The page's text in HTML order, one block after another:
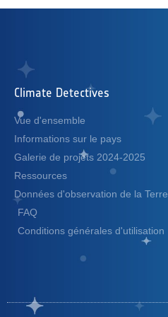
Climate Detectives
Vue d'ensemble
Informations sur le pays
Galerie de projets 2024-2025
Ressources
Données d'observation de la Terre
FAQ
Conditions générales d'utilisation